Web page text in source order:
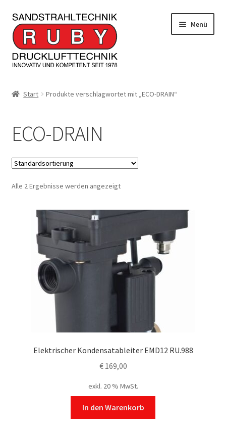
Zur
Navigation
springen
Zum
Inhalt
springen
Menü
Kontakt
Informationen
JOBS
Start Produkte verschlagwortet mit „ECO-DRAIN“
ECO-DRAIN
Alle 2 Ergebnisse werden angezeigt
Elektrischer Kondensatableiter EMD12 RU.988
€169,00
exkl. 20 % MwSt.
In den Warenkorb